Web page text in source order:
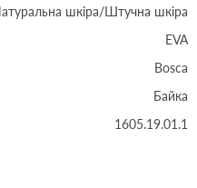
шкіра/Штучна шкіра
EVA
Bosca
Байка
1605.19.01.1